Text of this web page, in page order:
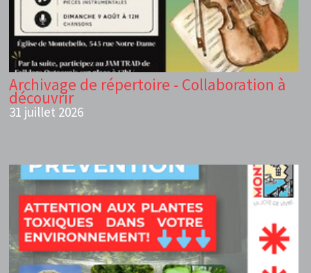
Archivage de répertoire - Collaboration à
découvrir
31 juillet 2026